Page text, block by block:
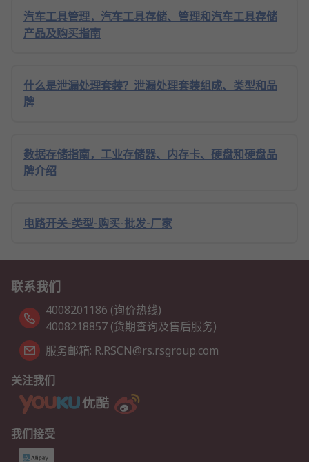
汽车工具管理，汽车工具存储、管理和汽车工具存储
产品及购买指南
什么是泄漏处理套装？泄漏处理套装组成、类型和品
牌
数据存储指南，工业存储器、内存卡、硬盘和硬盘品
牌介绍
电路开关-类型-购买-批发-厂家
联系我们
4008201186 (询价热线)
4008218857 (货期查询及售后服务)
服务邮箱: R.RSCN@rs.rsgroup.com
关注我们
我们接受